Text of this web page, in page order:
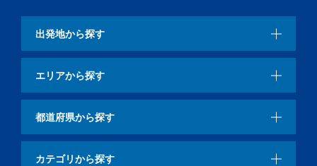
出発地から探す
エリアから探す
都道府県から探す
カテゴリから探す